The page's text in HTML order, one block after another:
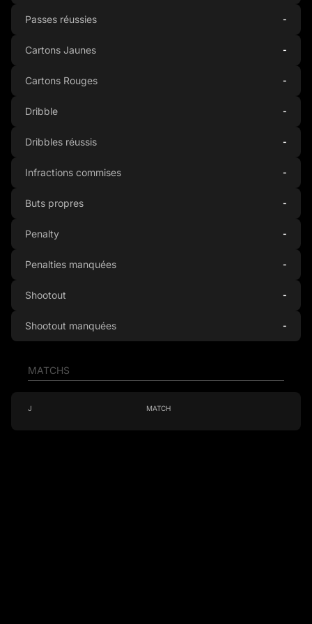
MATCHS
J MATCH
Passes réussies -
Cartons Jaunes -
Cartons Rouges -
Dribble -
Dribbles réussis -
Infractions commises -
Buts propres -
Penalty -
Penalties manquées -
Shootout -
Shootout manquées -